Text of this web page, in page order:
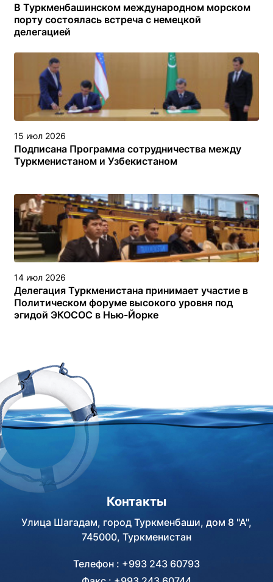
В Туркменбашинском международном морском
порту состоялась встреча с немецкой
делегацией
15 июл 2026
Подписана Программа сотрудничества между
Туркменистаном и Узбекистаном
14 июл 2026
Делегация Туркменистана принимает участие в
Политическом форуме высокого уровня под
эгидой ЭКОСОС в Нью-Йорке
Контакты
Улица Шагадам, город Туркменбаши, дом 8 "А",
745000, Туркменистан
Телефон : +993 243 60793